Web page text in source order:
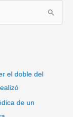
el doble del
de un